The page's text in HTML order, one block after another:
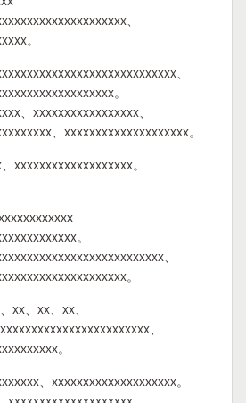
、
。
、
。
、xxxxxxxxxxxxxxxxx、
、xxxxxxxxxxxxxxxxxxxx。
xxxxxxxxxxxxxxxxxxx。
。
、
。
xx、xx、xx、
、
。
、xxxxxxxxxxxxxxxxxxxx。